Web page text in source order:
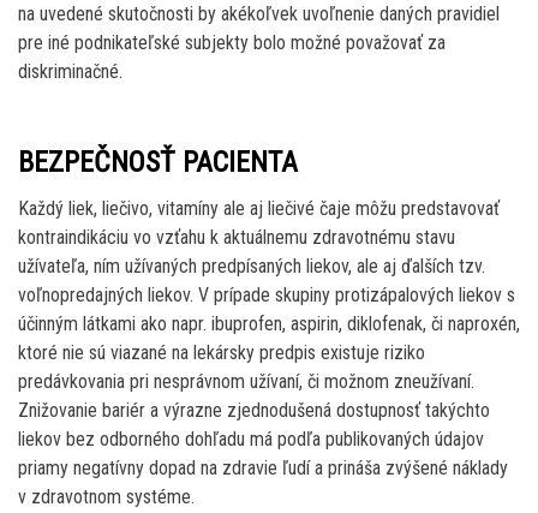
na uvedené skutočnosti by akékoľvek uvoľnenie daných pravidiel
pre iné podnikateľské subjekty bolo možné považovať za
diskriminačné.
BEZPEČNOSŤ PACIENTA
Každý liek, liečivo, vitamíny ale aj liečivé čaje môžu predstavovať
kontraindikáciu vo vzťahu k aktuálnemu zdravotnému stavu
užívateľa, ním užívaných predpísaných liekov, ale aj ďalších tzv.
voľnopredajných liekov. V prípade skupiny protizápalových liekov s
účinným látkami ako napr. ibuprofen, aspirin, diklofenak, či naproxén,
ktoré nie sú viazané na lekársky predpis existuje riziko
predávkovania pri nesprávnom užívaní, či možnom zneužívaní.
Znižovanie bariér a výrazne zjednodušená dostupnosť takýchto
liekov bez odborného dohľadu má podľa publikovaných údajov
priamy negatívny dopad na zdravie ľudí a prináša zvýšené náklady
v zdravotnom systéme.